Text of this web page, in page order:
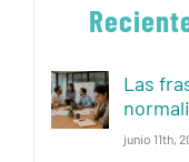
Las
junio 11th,